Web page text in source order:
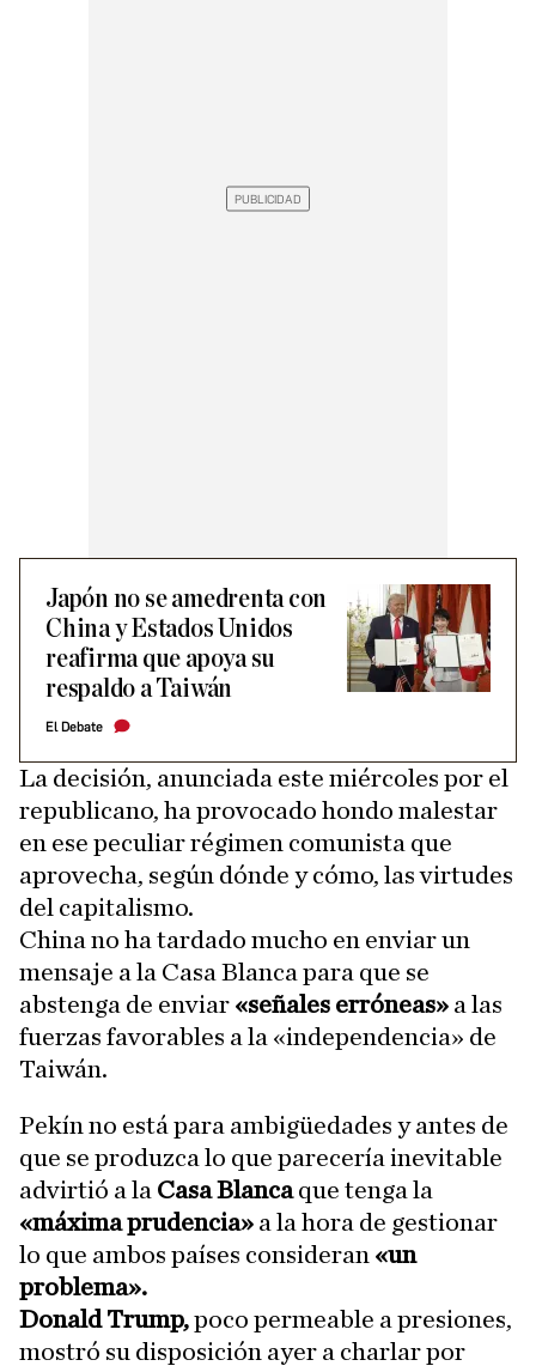
Japón no se amedrenta con
China y Estados Unidos
reafirma que apoya su
respaldo a Taiwán
El Debate
La decisión, anunciada este miércoles por el
republicano, ha provocado hondo malestar
en ese peculiar régimen comunista que
aprovecha, según dónde y cómo, las virtudes
del capitalismo.
China no ha tardado mucho en enviar un
mensaje a la Casa Blanca para que se
abstenga de enviar «señales erróneas» a las
fuerzas favorables a la «independencia» de
Taiwán.
Pekín no está para ambigüedades y antes de
que se produzca lo que parecería inevitable
advirtió a la Casa Blancaque tenga la
«máxima prudencia» a la hora de gestionar
lo que ambos países consideran «un
problema».
Donald Trump,poco permeable a presiones,
mostró su disposición ayer a charlar por